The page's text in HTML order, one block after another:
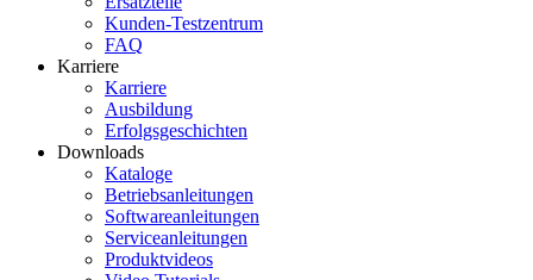
Kunden-Testzentrum
FAQ
Karriere
Karriere
Ausbildung
Erfolgsgeschichten
Downloads
Kataloge
Betriebsanleitungen
Softwareanleitungen
Serviceanleitungen
Produktvideos